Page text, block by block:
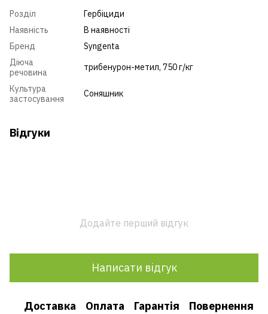
Розділ
Гербіциди
Наявність
В наявності
Бренд
Syngenta
Діюча
речовина
трибенурон-метил, 750 г/кг
Культура
застосування
Соняшник
Відгуки
Додайте перший відгук
Написати відгук
Доставка Оплата Гарантія Повернення